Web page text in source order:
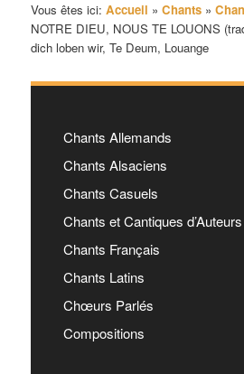
Vous êtes ici:Accueil »Chants »
NOTRE DIEU, NOUS TE LOUONS
dich loben wir, Te Deum, Louange
Chants Allemands
Chants Alsaciens
Chants Casuels
Chants et Cantiques d’Auteurs
Chants Français
Chants Latins
Chœurs Parlés
Compositions